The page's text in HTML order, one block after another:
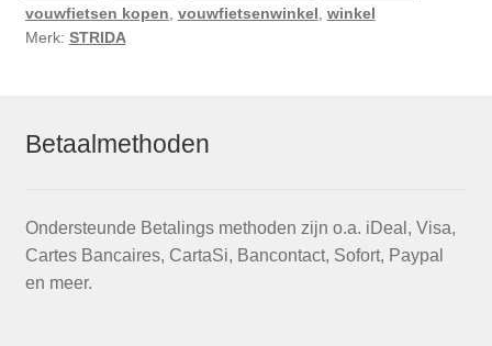
vouwfietsen kopen, vouwfietsenwinkel, winkel
Merk: STRIDA
Betaalmethoden
Ondersteunde Betalings methoden zijn o.a. iDeal, Visa,
Cartes Bancaires, CartaSi, Bancontact, Sofort, Paypal
en meer.